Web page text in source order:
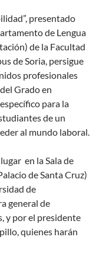
presentado
de Lengua
de la Facultad
de Soria, persigue
profesionales
Grado en
para la
de un
al mundo laboral.
en la Sala de
de Santa Cruz)
de
general de
y por el presidente
quienes harán